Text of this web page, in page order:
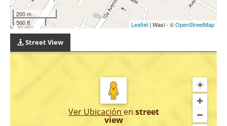
200 m
500 ft
Leaflet | Wasi - ©OpenStreetMap
Street View
Ver Ubicación en street
view